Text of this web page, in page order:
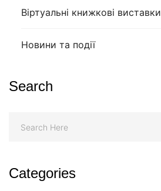
Віртуальні книжкові виставки
Новини та події
Search
Categories